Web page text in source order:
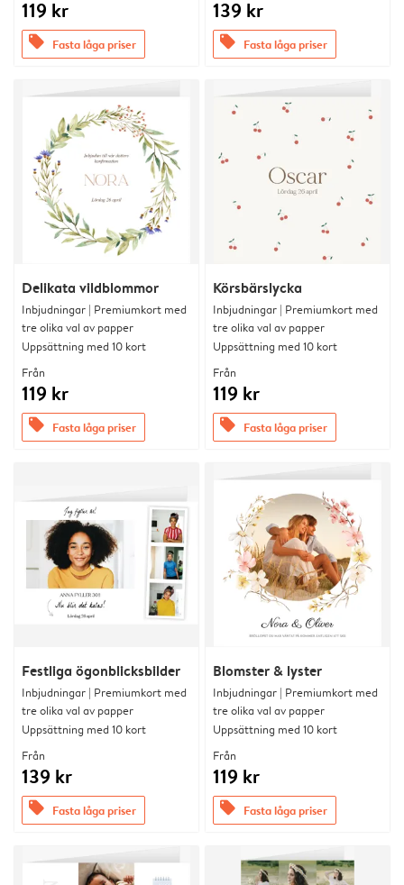
119 kr
offers Fasta låga priser
139 kr
offers Fasta låga priser
Delikata vildblommor
Inbjudningar | Premiumkort med
tre olika val av papper
Uppsättning med 10 kort
Från
119 kr
offers Fasta låga priser
Körsbärslycka
Inbjudningar | Premiumkort med
tre olika val av papper
Uppsättning med 10 kort
Från
119 kr
offers Fasta låga priser
Festliga ögonblicksbilder
Inbjudningar | Premiumkort med
tre olika val av papper
Uppsättning med 10 kort
Från
139 kr
offers Fasta låga priser
Blomster & lyster
Inbjudningar | Premiumkort med
tre olika val av papper
Uppsättning med 10 kort
Från
119 kr
offers Fasta låga priser